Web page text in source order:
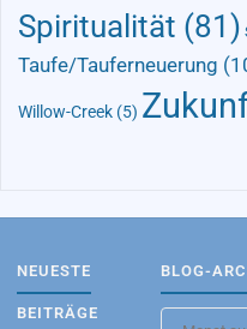
Spiritualität (81)
Taufe/Tauferneuerung
Willow-Creek (5)
NEUESTE
BEITRÄGE
BLOG-